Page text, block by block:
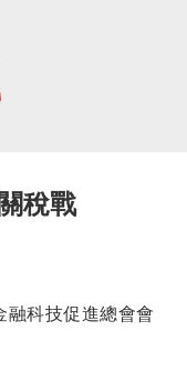
稅戰
科技促進總會會